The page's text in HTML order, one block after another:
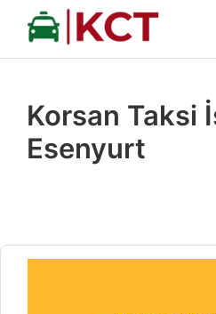
İçeriğe
Korsan Taksi
Esenyurt